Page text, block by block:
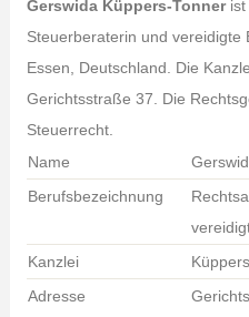
Gerswida Küppers-Tonnerist
Steuerberaterin und vereidigte
Essen, Deutschland. Die
Gerichtsstraße 37. Die
Steuerrecht.
Name
Berufsbezeichnung
Kanzlei
Adresse